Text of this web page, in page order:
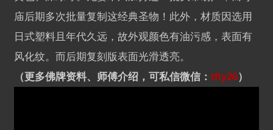
庙后期多次批量复制这经典圣物！此外，材质因选用
日式塑料且年代久远，故外观颜色有油污感，表面有
风化纹。而后期复刻版表面光滑透亮。
（更多佛牌资料、师傅介绍，可私信微信：tfly26）